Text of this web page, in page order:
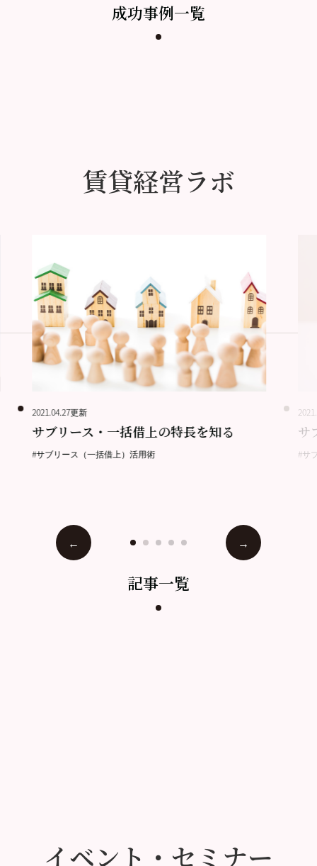
成功事例一覧
賃貸経営ラボ
2021.04.27更新
サブリース・一括借上の特長を知る
#サブリース（一括借上）活用術
サ
#サ
記事一覧
イベント・セミナー